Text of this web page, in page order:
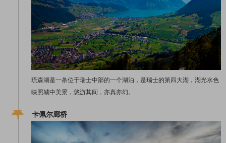
琉森湖是一条位于瑞士中部的一个湖泊，是瑞士的第四大湖，湖光水色
映照城中美景，悠游其间，亦真亦幻。
卡佩尔廊桥